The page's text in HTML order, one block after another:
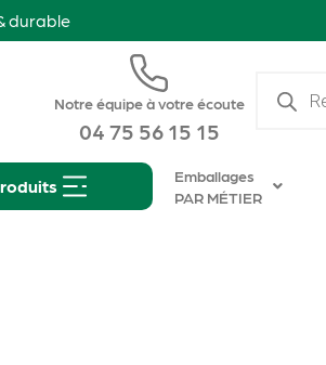
durable
Notre équipe à votre écoute
04 75 56 15 15
Emballages
PAR MÉTIER